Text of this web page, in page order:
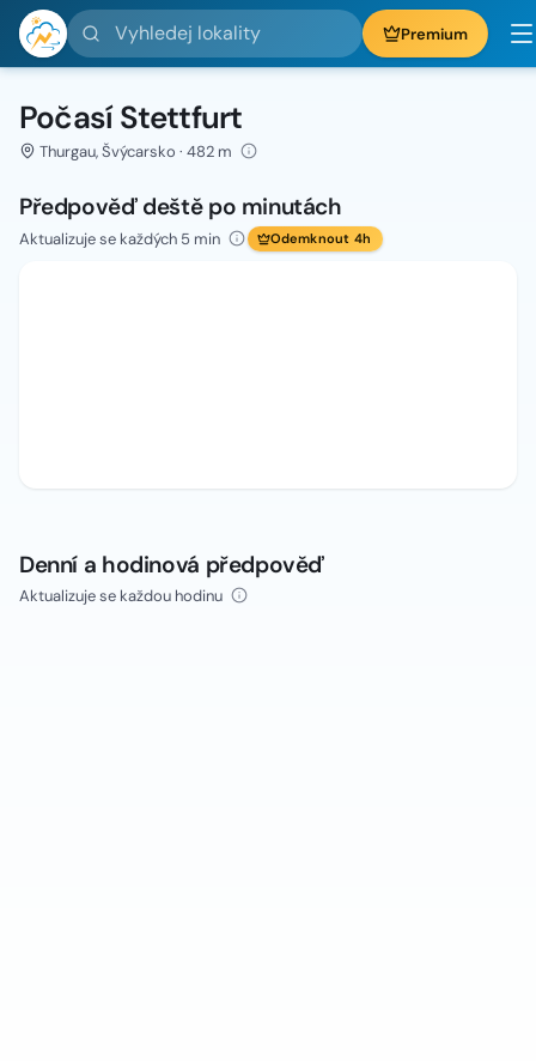
Vyhledej lokality Premium
Počasí Stettfurt
Thurgau, Švýcarsko · 482 m
Předpověď deště po minutách
Aktualizuje se každých 5 min Odemknout 4h
Denní a hodinová předpověď
Aktualizuje se každou hodinu